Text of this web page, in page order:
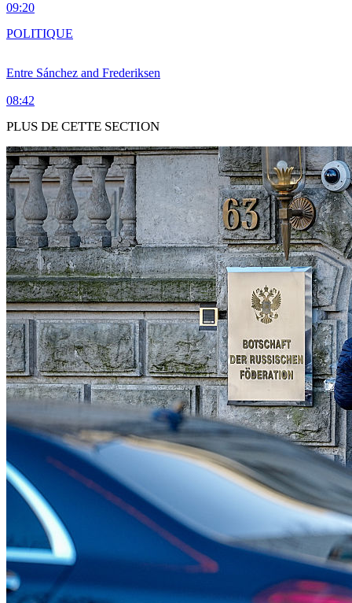
09:20
Entre Sánchez and Frederiksen
08:42
POLITIQUE
PLUS DE CETTE SECTION